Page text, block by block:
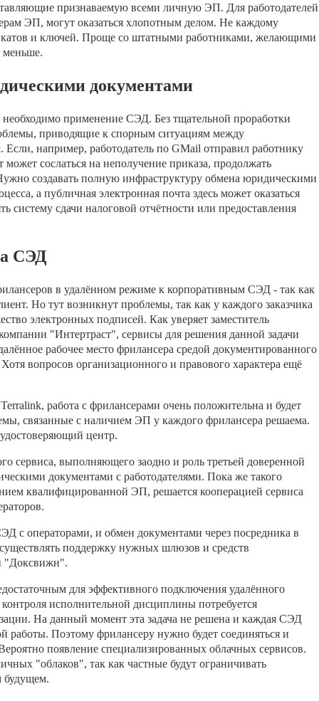
признаваемую всеми личную ЭП. Для работодателей
ЭП, могут оказаться хлопотным делом. Не каждому
и ключей. Проще со штатными работниками, желающими
меньше.
документами
применение СЭД. Без тщательной проработки
приводящие к спорным ситуациям между
например, работодатель по GMail отправил работнику
сослаться на неполучение приказа, продолжать
создавать полную инфраструктуру обмена юридическими
а публичная электронная почта здесь может оказаться
систему сдачи налоговой отчётности или предоставления
СЭД
в удалённом режиме к корпоративным СЭД - так как
Но тут возникнут проблемы, так как у каждого заказчика
электронных подписей. Как уверяет заместитель
"Интертраст", сервисы для решения данной задачи
рабочее место фрилансера средой документированного
вопросов организационного и правового характера ещё
работа с фрилансерами очень положительна и будет
связанные с наличием ЭП у каждого фрилансера решаема.
центр.
сервиса, выполняющего заодно и роль третьей доверенной
документами с работодателями. Пока же такого
квалифицированной ЭП, решается кооперацией сервиса
с операторами, и обмен документами через посредника в
поддержку нужных шлюзов и средств
"Доксвижн".
для эффективного подключения удалённого
исполнительной дисциплины потребуется
На данный момент эта задача не решена и каждая СЭД
работы. Поэтому фрилансеру нужно будет соединяться и
появление специализированных облачных сервисов.
"облаков", так как частные будут ограничивать
будущем.